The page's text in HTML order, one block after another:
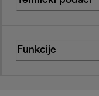
Funkcije